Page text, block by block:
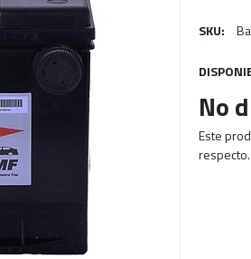
SKU:
No
Este
respecto.